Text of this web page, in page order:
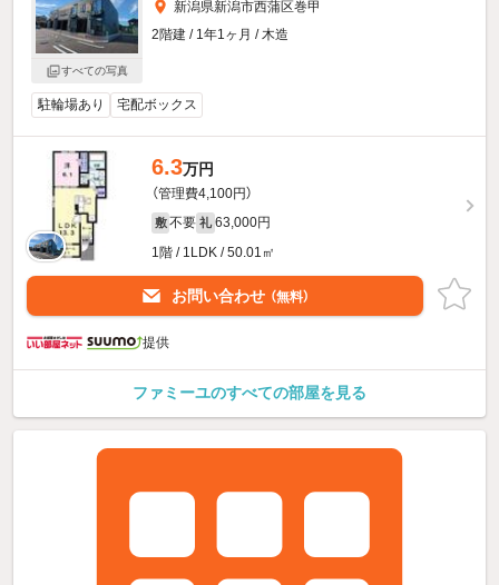
すべての写真
新潟県新潟市西蒲区巻甲
2階建 / 1年1ヶ月 / 木造
駐輪場あり 宅配ボックス
6.3万円
（管理費4,100円）
敷 不要 礼 63,000円
1階 / 1LDK / 50.01㎡
お問い合わせ （無料）
提供
ファミーユのすべての部屋を見る